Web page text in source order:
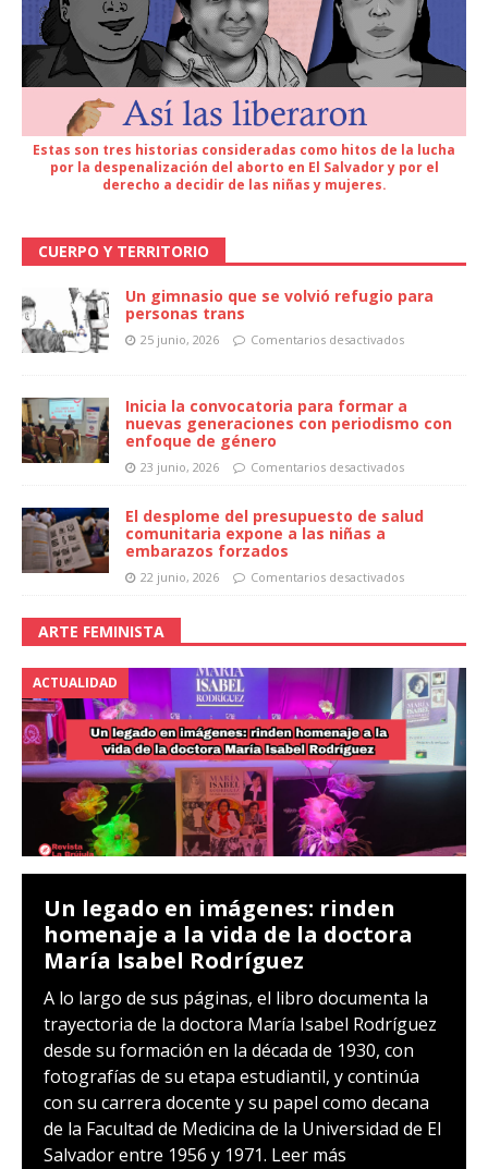
Estas son tres historias consideradas como hitos de la lucha
por la despenalización del aborto en El Salvador y por el
derecho a decidir de las niñas y mujeres.
CUERPO Y TERRITORIO
Un gimnasio que se volvió refugio para
personas trans
25 junio, 2026 Comentarios desactivados
Inicia la convocatoria para formar a
nuevas generaciones con periodismo con
enfoque de género
23 junio, 2026 Comentarios desactivados
El desplome del presupuesto de salud
comunitaria expone a las niñas a
embarazos forzados
22 junio, 2026 Comentarios desactivados
ARTE FEMINISTA
ACTUALIDAD
Un legado en imágenes: rinden
homenaje a la vida de la doctora
María Isabel Rodríguez
A lo largo de sus páginas, el libro documenta la
trayectoria de la doctora María Isabel Rodríguez
desde su formación en la década de 1930, con
fotografías de su etapa estudiantil, y continúa
con su carrera docente y su papel como decana
de la Facultad de Medicina de la Universidad de El
Salvador entre 1956 y 1971. Leer más